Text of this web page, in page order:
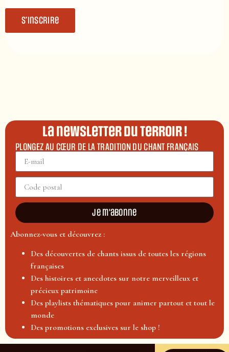
S’inscrire
La newsletter du terroir !
PLONGEZ AU CŒUR DE LA TRADITION DU CHANT FRANÇAIS
Je m'abonne
Abonnez-vous et découvrez :
Des découvertes de chants issus de toutes les régions
françaises
Des histoires et anecdotes sur notre merveilleux et
précieux patrimoine
Des playlists thématiques pour animer partout et tout le
monde
Des promotions exclusives sur le shop !